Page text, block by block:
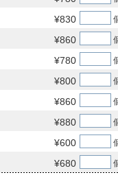
¥830
¥860
¥780
¥800
¥860
¥880
¥600
¥680